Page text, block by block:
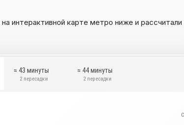
на интерактивной карте метро ниже и
≈ 43 минуты
2 пересадки
≈ 44 минуты
2 пересадки